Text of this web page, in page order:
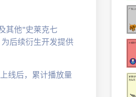
其他"史莱克七
后续衍生开发提供
线后，累计播放量